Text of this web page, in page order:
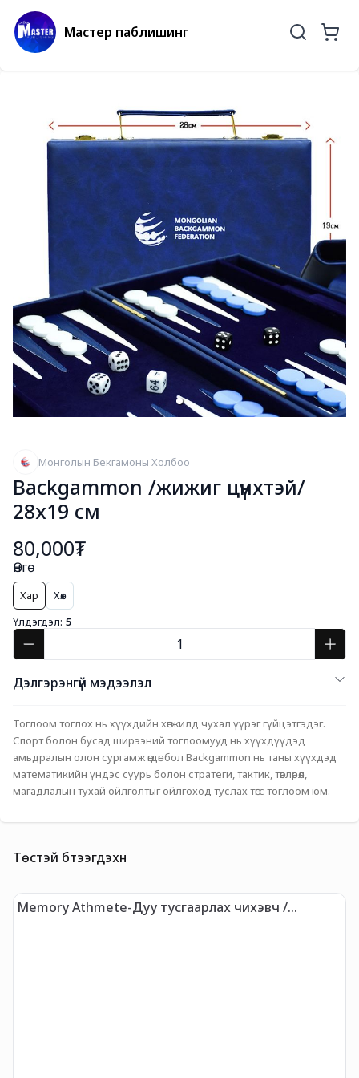
Мастер паблишинг
Монголын Бекгамоны Холбоо
Backgammon /жижиг цүнхтэй/
28х19 см
80,000₮
Өнгө
Хар
Хөх
Үлдэгдэл: 5
Дэлгэрэнгүй мэдээлэл
Тоглоом тоглох нь хүүхдийн хөгжилд чухал үүрэг гүйцэтгэдэг.
Спорт болон бусад ширээний тоглоомууд нь хүүхдүүдэд
амьдралын олон сургамж өгдөг бол Backgammon нь таны хүүхдэд
математикийн үндэс суурь болон стратеги, тактик, төвлөрөл,
магадлалын тухай ойлголтыг ойлгоход туслах төгс тоглоом юм.
Төстэй бүтээгдэхүүн
Memory Athmete-Дуу тусгаарлах чихэвч /